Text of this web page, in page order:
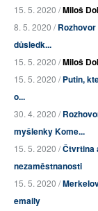
15. 5. 2020 /Miloš
8. 5. 2020 /
důsledk...
15. 5. 2020 /Miloš
15. 5. 2020 /Putin,
o...
30. 4. 2020 /
myšlenky Kome...
15. 5. 2020 /Čtvrtina
nezaměstnanosti
15. 5. 2020 /
emaily